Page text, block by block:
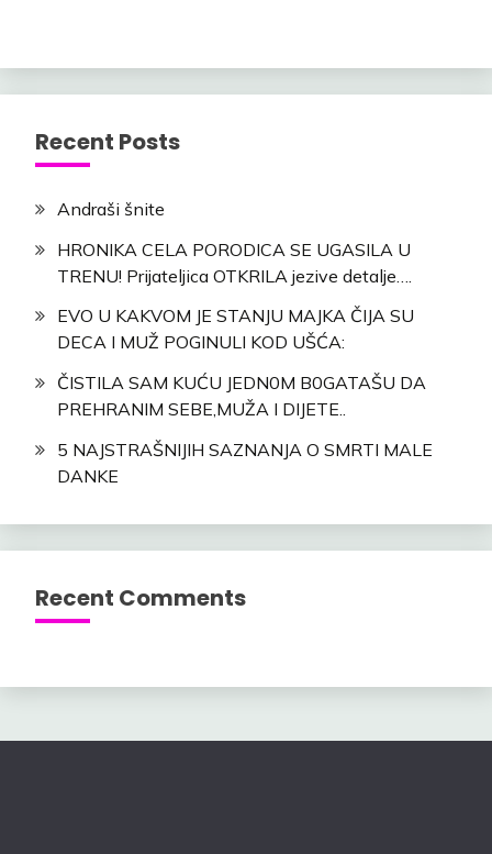
Recent Posts
Andraši šnite
HRONIKA CELA PORODICA SE UGASILA U
TRENU! Prijateljica OTKRILA jezive detalje….
EVO U KAKVOM JE STANJU MAJKA ČIJA SU
DECA I MUŽ POGINULI KOD UŠĆA:
ČISTILA SAM KUĆU JEDN0M B0GATAŠU DA
PREHRANIM SEBE,MUŽA I DIJETE..
5 NAJSTRAŠNIJIH SAZNANJA O SMRTI MALE
DANKE
Recent Comments